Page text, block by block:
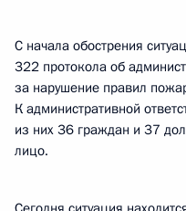
С начала обострения
322 протокола об
за нарушение правил
К административной
из них 36 граждан и 37
лицо.